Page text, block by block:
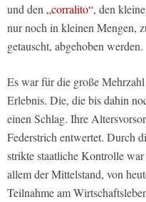
und den „corralito“, den
nur noch in kleinen Mengen,
getauscht, abgehoben werden.
Es war für die große
Erlebnis. Die, die bis dahin
einen Schlag. Ihre
Federstrich entwertet. Durch
strikte staatliche Kontrolle
allem der Mittelstand, von
Teilnahme am